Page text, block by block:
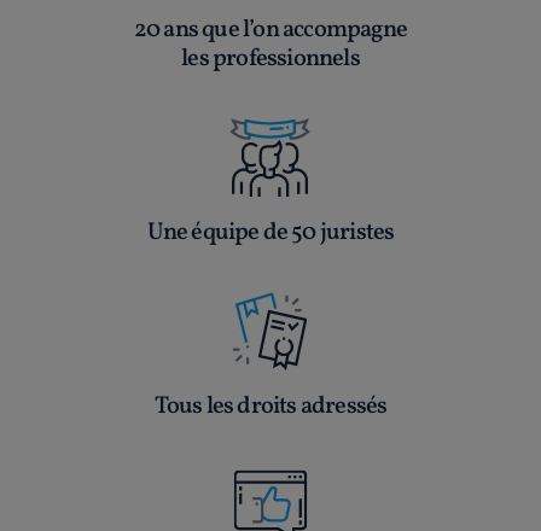
20 ans que l’on accompagne
les professionnels
Une équipe de 50 juristes
Tous les droits adressés